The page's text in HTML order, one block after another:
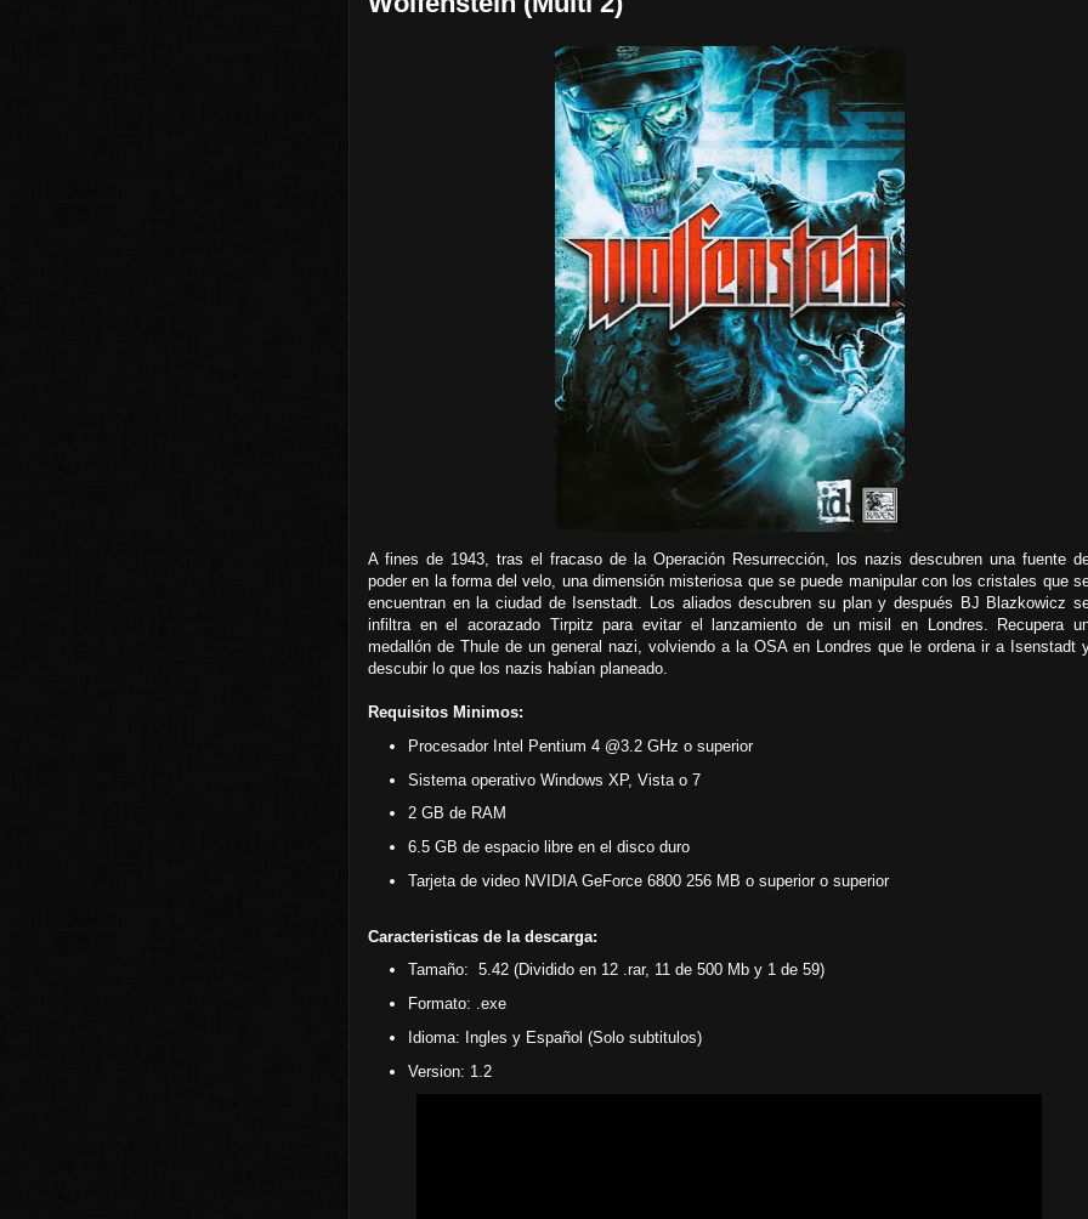
A fines de 1943, tras el fracaso de la Operación Resurrección, los nazis descubren una fuente
poder en la forma del velo, una dimensión misteriosa que se puede manipular con los cristales que
encuentran en la ciudad de Isenstadt. Los aliados descubren su plan y después BJ Blazkowicz
infiltra en el acorazado Tirpitz para evitar el lanzamiento de un misil en Londres. Recupera
medallón de Thule de un general nazi, volviendo a la OSA en Londres que le ordena ir a Isenstadt
descubir lo que los nazis habían planeado.
Requisitos Minimos:
Procesador Intel Pentium 4 @3.2 GHz o superior
Sistema operativo Windows XP, Vista o 7
2 GB de RAM
6.5 GB de espacio libre en el disco duro
Tarjeta de video NVIDIA GeForce 6800 256 MB o superior o superior
Caracteristicas de la descarga:
Tamaño: 5.42 (Dividido en 12 .rar, 11 de 500 Mb y 1 de 59)
Formato: .exe
Idioma: Ingles y Español (Solo subtitulos)
Version: 1.2